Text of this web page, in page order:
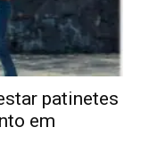
patinetes
em